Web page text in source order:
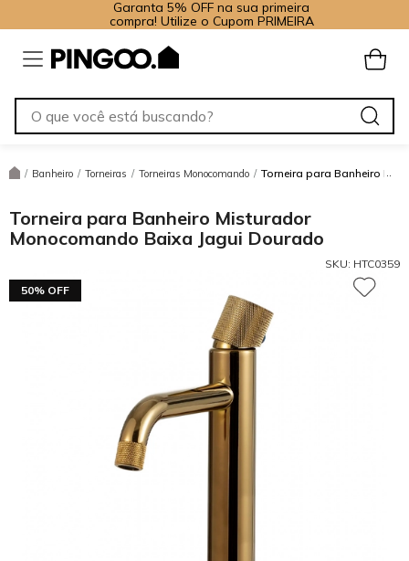
Garanta 5% OFF na sua primeira
compra! Utilize o Cupom PRIMEIRA
/ Banheiro / Torneiras / Torneiras Monocomando / Torneira para Banheiro
Torneira para Banheiro Misturador
Monocomando Baixa Jagui Dourado
SKU: HTC0359
50% OFF